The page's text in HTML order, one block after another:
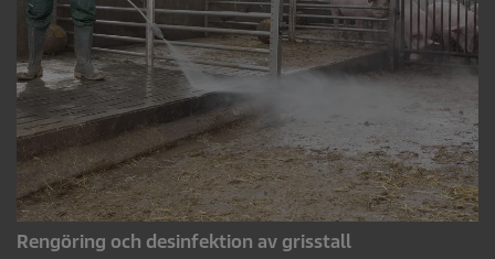
Rengöring och desinfektion av grisstall